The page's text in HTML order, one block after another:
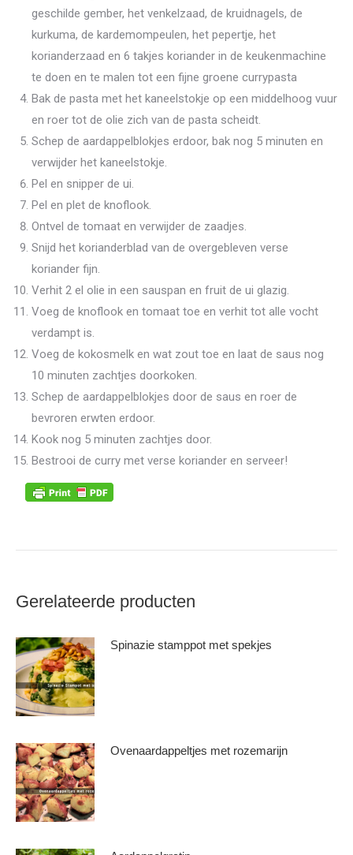
geschilde gember, het venkelzaad, de kruidnagels, de
kurkuma, de kardemompeulen, het pepertje, het
korianderzaad en 6 takjes koriander in de keukenmachine
te doen en te malen tot een fijne groene currypasta
Bak de pasta met het kaneelstokje op een middelhoog vuur
en roer tot de olie zich van de pasta scheidt.
Schep de aardappelblokjes erdoor, bak nog 5 minuten en
verwijder het kaneelstokje.
Pel en snipper de ui.
Pel en plet de knoflook.
Ontvel de tomaat en verwijder de zaadjes.
Snijd het korianderblad van de overgebleven verse
koriander fijn.
Verhit 2 el olie in een sauspan en fruit de ui glazig.
Voeg de knoflook en tomaat toe en verhit tot alle vocht
verdampt is.
Voeg de kokosmelk en wat zout toe en laat de saus nog
10 minuten zachtjes doorkoken.
Schep de aardappelblokjes door de saus en roer de
bevroren erwten erdoor.
Kook nog 5 minuten zachtjes door.
Bestrooi de curry met verse koriander en serveer!
Gerelateerde producten
Spinazie stamppot met spekjes
Ovenaardappeltjes met rozemarijn